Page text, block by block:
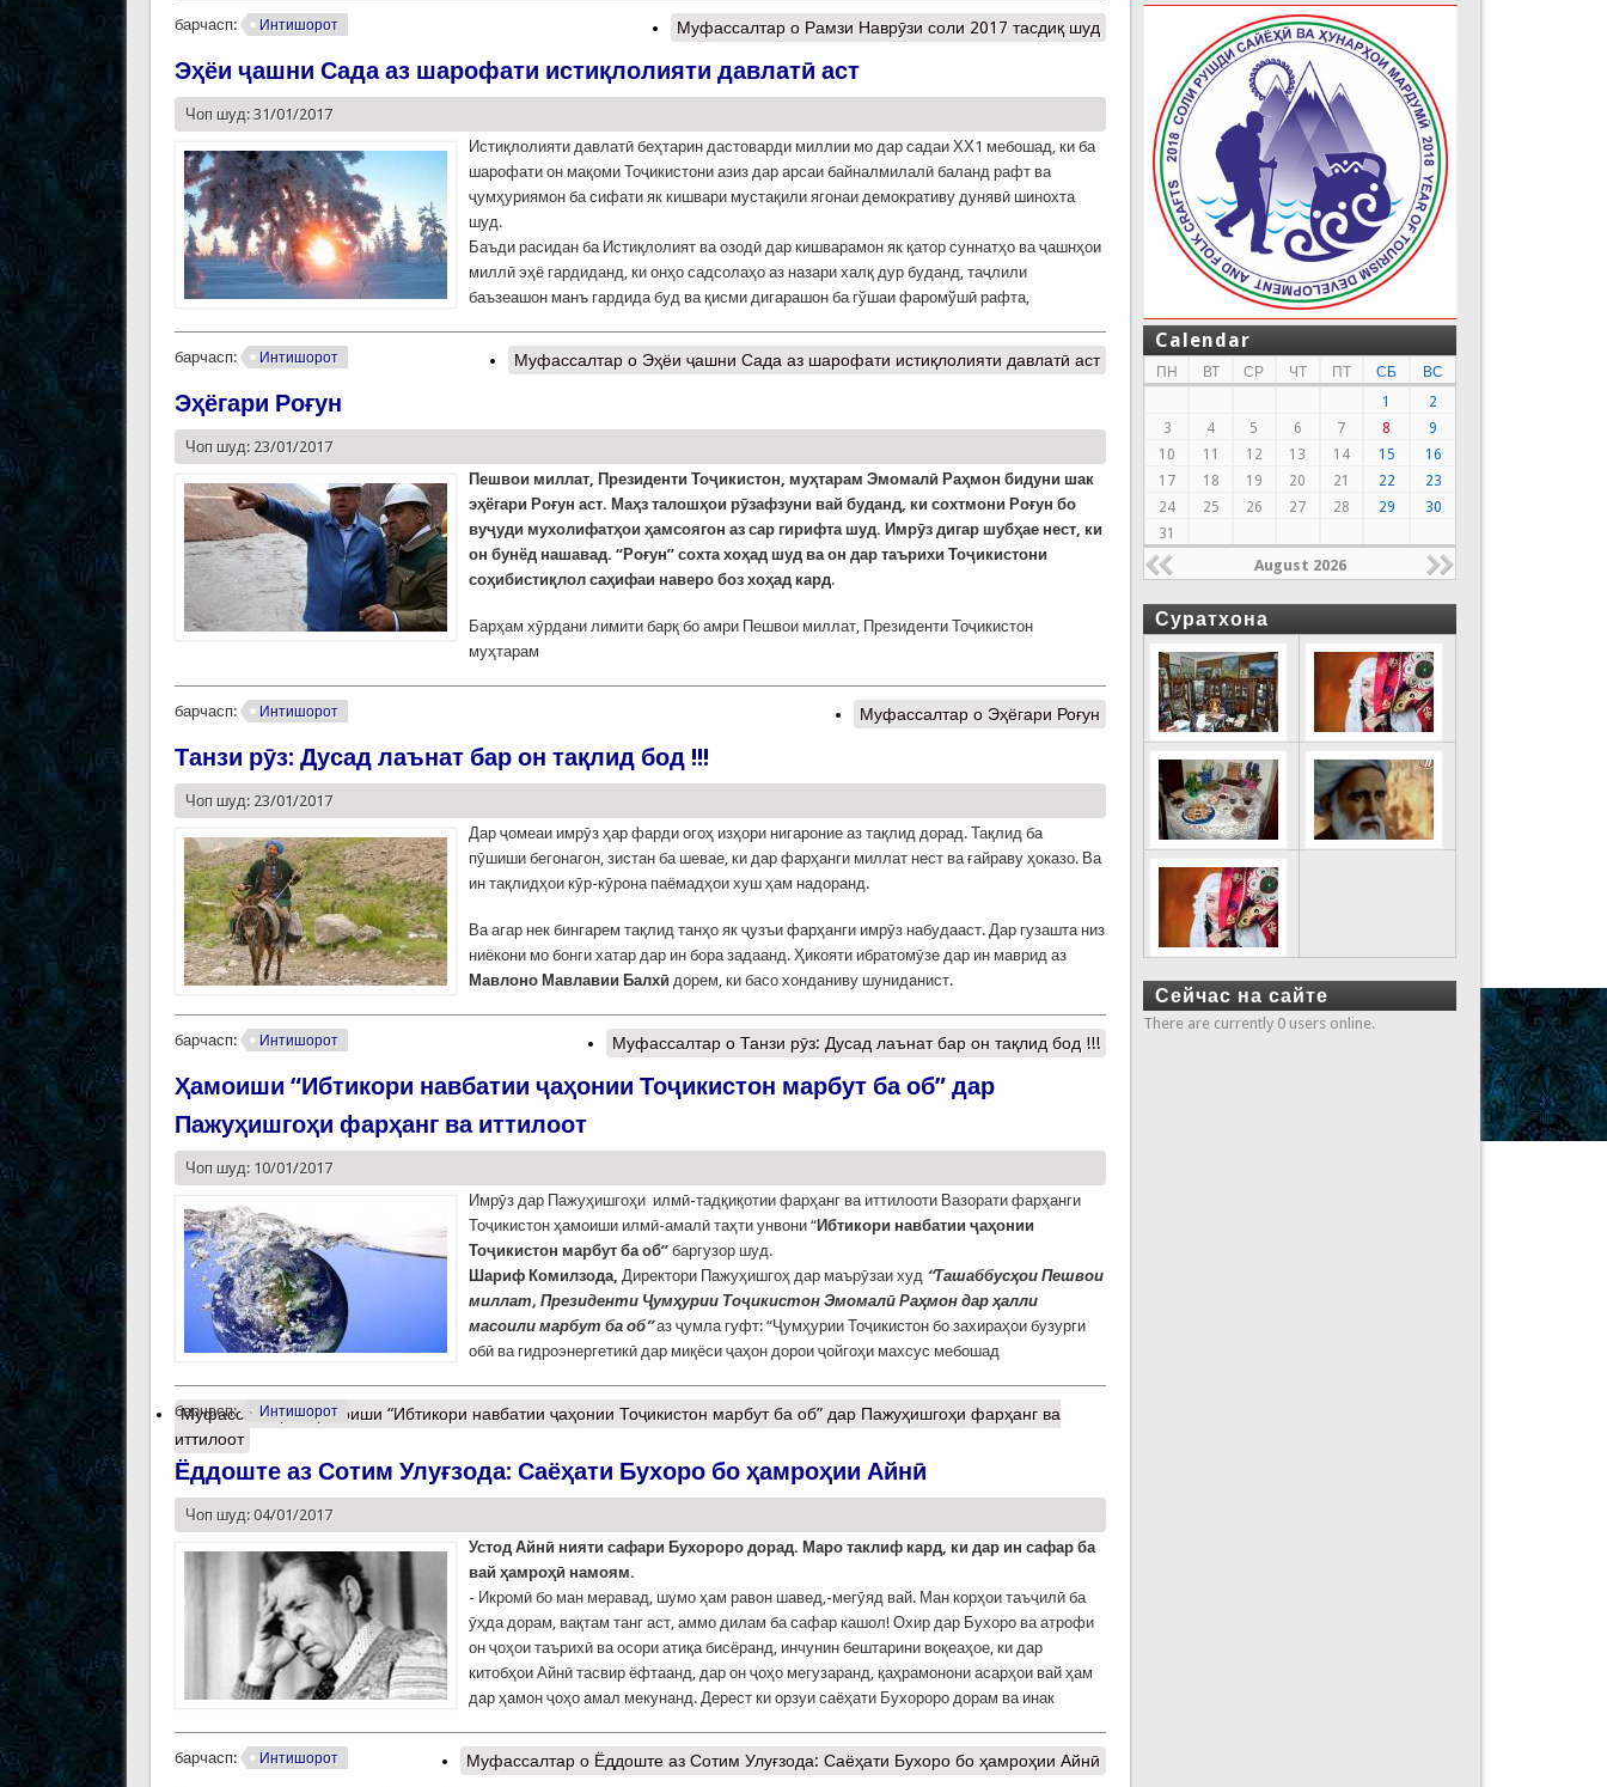
барчасп: Интишорот Муфассалтар о Рамзи Наврӯзи соли 2017 тасдиқ шуд
Эҳёи ҷашни Сада аз шарофати истиқлолияти давлатӣ аст
Чоп шуд: 31/01/2017
Истиқлолияти давлатӣ беҳтарин дастоварди миллии мо дар садаи ХХ1 мебошад, ки ба
шарофати он мақоми Тоҷикистони азиз дар арсаи байналмилалӣ баланд рафт ва
ҷумҳуриямон ба сифати як кишвари мустақили ягонаи демокративу дунявӣ шинохта
шуд.
Баъди расидан ба Истиқлолият ва озодӣ дар кишварамон як қатор суннатҳо ва ҷашнҳои
миллӣ эҳё гардиданд, ки онҳо садсолаҳо аз назари халқ дур буданд, таҷлили
баъзеашон манъ гардида буд ва қисми дигарашон ба гўшаи фаромўшӣ рафта,
барчасп: Интишорот Муфассалтар о Эҳёи ҷашни Сада аз шарофати истиқлолияти давлатӣ аст
Эҳёгари Роғун
Чоп шуд: 23/01/2017
Пешвои миллат, Президенти Тоҷикистон, муҳтарам Эмомалӣ Раҳмон бидуни шак
эҳёгари Роғун аст. Маҳз талошҳои рӯзафзуни вай буданд, ки сохтмони Роғун бо
вуҷуди мухолифатҳои ҳамсоягон аз сар гирифта шуд. Имрӯз дигар шубҳае нест, ки
он бунёд нашавад. “Роғун” сохта хоҳад шуд ва он дар таърихи Тоҷикистони
соҳибистиқлол саҳифаи наверо боз хоҳад кард.
Барҳам хӯрдани лимити барқ бо амри Пешвои миллат, Президенти Тоҷикистон
муҳтарам
барчасп: Интишорот Муфассалтар о Эҳёгари Роғун
Танзи рӯз: Дусад лаънат бар он тақлид бод !!!
Чоп шуд: 23/01/2017
Дар ҷомеаи имрӯз ҳар фарди огоҳ изҳори нигароние аз тақлид дорад. Тақлид ба
пӯшиши бегонагон, зистан ба шевае, ки дар фарҳанги миллат нест ва ғайраву ҳоказо. Ва
ин тақлидҳои кӯр-кӯрона паёмадҳои хуш ҳам надоранд.
Ва агар нек бингарем тақлид танҳо як ҷузъи фарҳанги имрӯз набудааст. Дар гузашта низ
ниёкони мо бонги хатар дар ин бора задаанд. Ҳикояти ибратомӯзе дар ин маврид аз
Мавлоно Мавлавии Балхӣ дорем, ки басо хонданиву шуниданист.
барчасп: Интишорот Муфассалтар о Танзи рӯз: Дусад лаънат бар он тақлид бод !!!
Ҳамоиши “Ибтикори навбатии ҷаҳонии Тоҷикистон марбут ба об” дар
Пажуҳишгоҳи фарҳанг ва иттилоот
Чоп шуд: 10/01/2017
Имрӯз дар Пажуҳишгоҳи илмӣ-тадқиқотии фарҳанг ва иттилооти Вазорати фарҳанги
Тоҷикистон ҳамоиши илмӣ-амалӣ таҳти унвони “Ибтикори навбатии ҷаҳонии
Тоҷикистон марбут ба об”баргузор шуд.
Шариф Комилзода, Директори Пажуҳишгоҳ дар маърӯзаи худ “Ташаббусҳои Пешвои
миллат, Президенти Ҷумҳурии Тоҷикистон Эмомалӣ Раҳмон дар ҳалли
масоили марбут ба об”аз ҷумла гуфт: “Ҷумҳурии Тоҷикистон бо захираҳои бузурги
обӣ ва гидроэнергетикӣ дар миқёси ҷаҳон дорои ҷойгоҳи махсус мебошад
барчасп: Интишорот
Муфассалтаро Ҳамоиши “Ибтикори навбатии ҷаҳонии Тоҷикистон марбут ба об” дар Пажуҳишгоҳи фарҳанг ва
иттилоот
Ёддоште аз Сотим Улуғзода: Саёҳати Бухоро бо ҳамроҳии Айнӣ
Чоп шуд: 04/01/2017
Устод Айнӣ нияти сафари Бухороро дорад. Маро таклиф кард, ки дар ин сафар ба
вай ҳамроҳӣ намоям.
- Икромӣ бо ман меравад, шумо ҳам равон шавед,-мегӯяд вай. Ман корҳои таъҷилӣ ба
ӯҳда дорам, вақтам танг аст, аммо дилам ба сафар кашол! Охир дар Бухоро ва атрофи
он ҷоҳои таърихӣ ва осори атиқа бисёранд, инчунин бештарини воқеаҳое, ки дар
китобҳои Айнӣ тасвир ёфтаанд, дар он ҷоҳо мегузаранд, қаҳрамонони асарҳои вай ҳам
дар ҳамон ҷоҳо амал мекунанд. Дерест ки орзуи саёҳати Бухороро дорам ва инак
барчасп: Интишорот Муфассалтар о Ёддоште аз Сотим Улуғзода: Саёҳати Бухоро бо ҳамроҳии Айнӣ
Calendar
ПН ВТ СР ЧТ ПТ СБ
ВС
1
2
3
4 5 6 7 8
9
10
11 12 13 14 15
16
17
18 19 20 21 22
23
24
25 26 27 28 29
30
31
August 2026
Суратхона
Сейчас на сайте
There are currently 0 users online.